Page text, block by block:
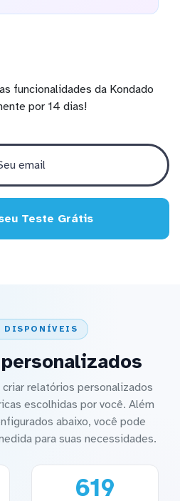
funcionalidades da Kondado
por 14 dias!
Teste Grátis
DISPONÍVEIS
relatórios personalizados
escolhidas por você. Além
abaixo, você pode
para suas necessidades.
619